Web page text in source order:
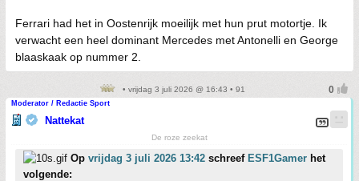
Ferrari had het in Oostenrijk moeilijk met hun prut motortje. Ik
verwacht een heel dominant Mercedes met Antonelli en George
blaaskaak op nummer 2.
• vrijdag 3 juli 2026 @ 16:43 • 91
Moderator / Redactie Sport
Nattekat
De roze zeekat
Op vrijdag 3 juli 2026 13:42 schreef ESF1Gamer het
volgende: